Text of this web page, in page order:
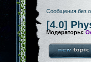
Сообщения без
[4.0]
Модераторы: